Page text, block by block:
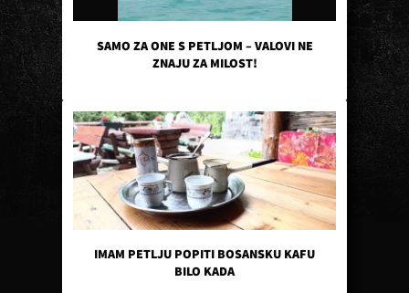
SAMO ZA ONE S PETLJOM – VALOVI NE
ZNAJU ZA MILOST!
IMAM PETLJU POPITI BOSANSKU KAFU
BILO KADA